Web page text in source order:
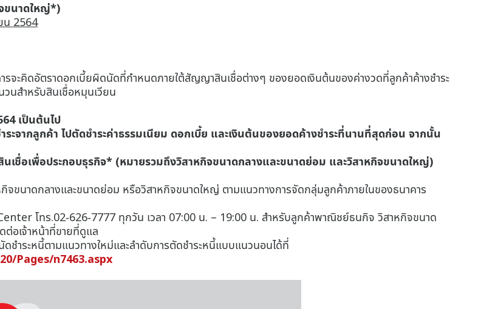
ขนาดใหญ่*)
น 2564
จะคิดอัตราดอกเบี้ยผิดนัดที่กำหนดภายใต้สัญญาสินเชื่อต่างๆ ของยอดเงินต้นของค่างวดที่ลูกค้าค้างชำระ
วนสำหรับสินเชื่อหมุนเวียน
เป็นต้นไป
ะจากลูกค้า ไปตัดชำระค่าธรรมเนียม ดอกเบี้ย และเงินต้นของยอดค้างชำระที่นานที่สุดก่อน จากนั้น
ชื่อเพื่อประกอบธุรกิจ* (หมายรวมถึงวิสาหกิจขนาดกลางและขนาดย่อม และวิสาหกิจขนาดใหญ่)
ขนาดกลางและขนาดย่อม หรือวิสาหกิจขนาดใหญ่ ตามแนวทางการจัดกลุ่มลูกค้าภายในของธนาคาร
โทร.02-626-7777 ทุกวัน เวลา 07:00 น. – 19:00 น. สำหรับลูกค้าพาณิชย์ธนกิจ วิสาหกิจขนาด
อเจ้าหน้าที่ขายที่ดูแล
ำระหนี้ตามแนวทางใหม่และลำดับการตัดชำระหนี้แบบแนวนอนได้ที่
Pages/n7463.aspx